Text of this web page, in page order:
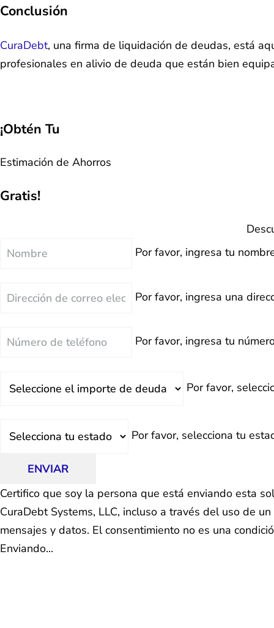
Conclusión
CuraDebt, una firma de liquidación de deudas, está
profesionales en alivio de deuda que están bien
¡Obtén Tu
Estimación de Ahorros
Gratis!
Nombre
Por favor, ingresa tu
Correo
Por favor, ingresa una
Teléfono Por favor, ingresa tu
Por favor,
Por favor, selecciona tu
ENVIAR
Certifico que soy la persona que está enviando esta
CuraDebt Systems, LLC, incluso a través del uso de
mensajes y datos. El consentimiento no es una
Enviando...